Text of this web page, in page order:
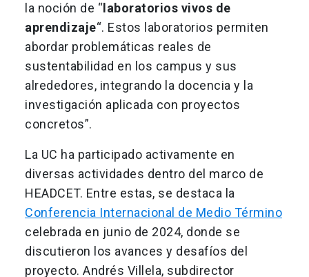
la noción de “ laboratorios vivos de
aprendizaje“. Estos laboratorios permiten
abordar problemáticas reales de
sustentabilidad en los campus y sus
alrededores, integrando la docencia y la
investigación aplicada con proyectos
concretos”.
La UC ha participado activamente en
diversas actividades dentro del marco de
HEADCET. Entre estas, se destaca la
Conferencia Internacional de Medio Término
celebrada en junio de 2024, donde se
discutieron los avances y desafíos del
proyecto. Andrés Villela, subdirector